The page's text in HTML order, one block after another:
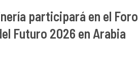
participará en el Foro
Futuro 2026 en Arabia